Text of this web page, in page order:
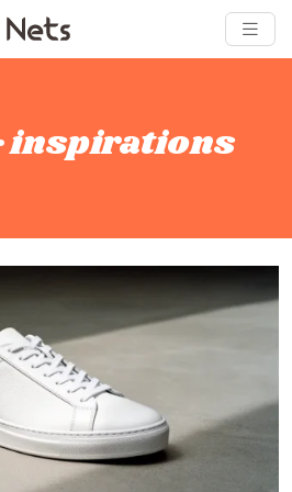
inspirations